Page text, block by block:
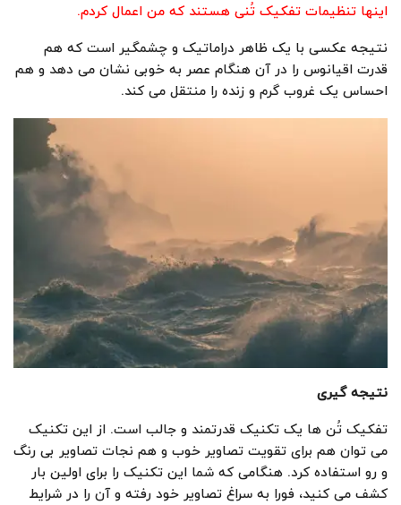
اینها تنظیمات تفکیک تُنی هستند که من اعمال کردم.
نتیجه عکسی با یک ظاهر دراماتیک و چشمگیر است که هم
قدرت اقیانوس را در آن هنگام عصر به خوبی نشان می دهد و هم
احساس یک غروب گرم و زنده را منتقل می کند.
نتیجه گیری
تفکیک تُن ها یک تکنیک قدرتمند و جالب است. از این تکنیک
می توان هم برای تقویت تصاویر خوب و هم نجات تصاویر بی رنگ
و رو استفاده کرد. هنگامی که شما این تکنیک را برای اولین بار
کشف می کنید، فورا به سراغ تصاویر خود رفته و آن را در شرایط